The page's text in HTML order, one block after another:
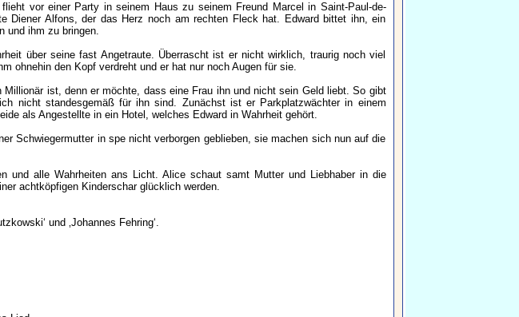
vor einer Party in seinem Haus zu seinem Freund Marcel in Saint-Paul-de-
Diener Alfons, der das Herz noch am rechten Fleck hat. Edward bittet ihn, ein
und ihm zu bringen.
über seine fast Angetraute. Überrascht ist er nicht wirklich, traurig noch viel
ohnehin den Kopf verdreht und er hat nur noch Augen für sie.
ist, denn er möchte, dass eine Frau ihn und nicht sein Geld liebt. So gibt
nicht standesgemäß für ihn sind. Zunächst ist er Parkplatzwächter in einem
als Angestellte in ein Hotel, welches Edward in Wahrheit gehört.
Schwiegermutter in spe nicht verborgen geblieben, sie machen sich nun auf die
und alle Wahrheiten ans Licht. Alice schaut samt Mutter und Liebhaber in die
achtköpfigen Kinderschar glücklich werden.
und ‚Johannes Fehring‘.